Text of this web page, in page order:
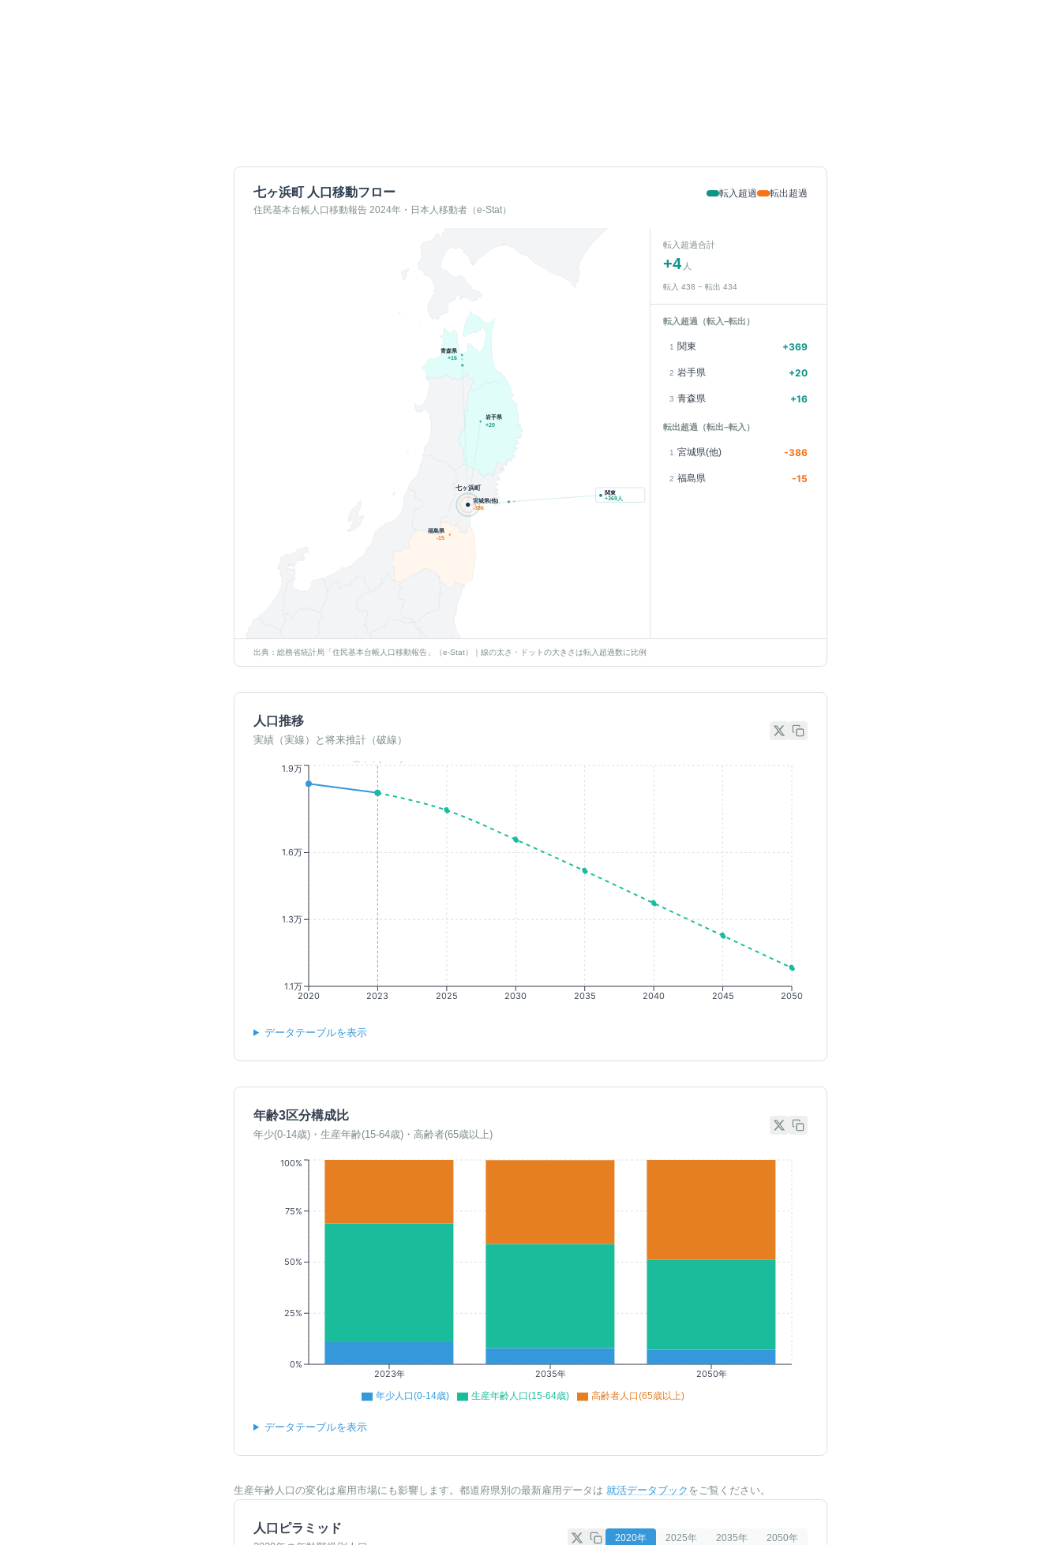
七ヶ浜町 人口移動フロー
住民基本台帳人口移動報告 2024年・日本人移動者（e-Stat）
転入超過 転出超過
岩手県
+20
青森県
+16
福島県
-15
宮城県(他)
-386
七ヶ浜町
関東
+369人
転入超過合計
+4 人
転入 438 − 転出 434
転入超過（転入−転出）
1 関東 +369
2 岩手県 +20
3 青森県 +16
転出超過（転出−転入）
1 宮城県(他) -386
2 福島県 -15
出典：総務省統計局「住民基本台帳人口移動報告」（e-Stat）｜線の太さ・ドットの大きさは転入超過数に比例
人口推移
実績（実線）と将来推計（破線）
2020 2023 2025 2030 2035 2040 2045 2050
1.1万
1.3万
1.6万
1.9万
データテーブルを表示
年齢3区分構成比
年少(0-14歳)・生産年齢(15-64歳)・高齢者(65歳以上)
2023年 2035年 2050年
0%
25%
50%
75%
100%
年少人口(0-14歳) 生産年齢人口(15-64歳) 高齢者人口(65歳以上)
データテーブルを表示
生産年齢人口の変化は雇用市場にも影響します。都道府県別の最新雇用データは 就活データブック をご覧ください。
人口ピラミッド
2020年 2025年 2035年 2050年